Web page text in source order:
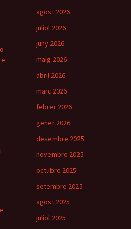
agost 2026
juliol 2026
juny 2026
maig 2026
abril 2026
març 2026
febrer 2026
gener 2026
desembre 2025
novembre 2025
octubre 2025
setembre 2025
agost 2025
juliol 2025